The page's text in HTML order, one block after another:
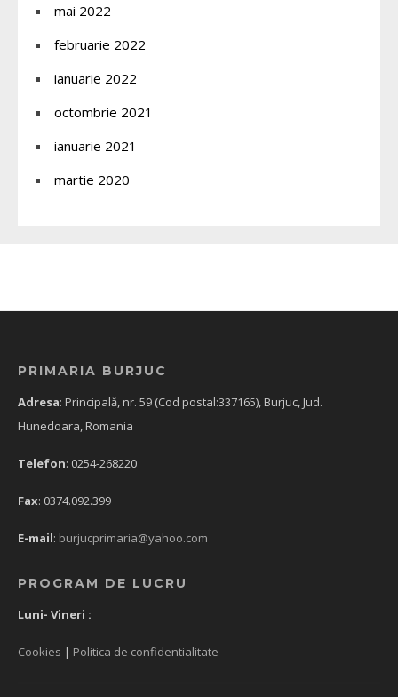
mai 2022
februarie 2022
ianuarie 2022
octombrie 2021
ianuarie 2021
martie 2020
PRIMARIA BURJUC
Adresa: Principală, nr. 59 (Cod postal:337165), Burjuc, Jud.
Hunedoara, Romania
Telefon: 0254-268220
Fax: 0374.092.399
E-mail: burjucprimaria@yahoo.com
PROGRAM DE LUCRU
Luni- Vineri :
Cookies | Politica de confidentialitate